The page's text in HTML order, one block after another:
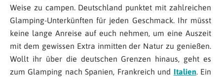
Weise zu campen. Deutschland punktet mit zahlreichen
Glamping-Unterkünften für jeden Geschmack. Ihr müsst
keine lange Anreise auf euch nehmen, um eine Auszeit
mit dem gewissen Extra inmitten der Natur zu genießen.
Wollt ihr über die deutschen Grenzen hinaus, geht es
zum Glamping nach Spanien, Frankreich und Italien. Ein